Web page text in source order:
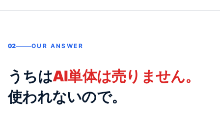
02 OUR ANSWER
うちはAI単体は売りません。
使われないので。